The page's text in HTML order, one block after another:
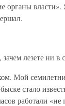
органы
лезете ни в
Мой
стало
работали